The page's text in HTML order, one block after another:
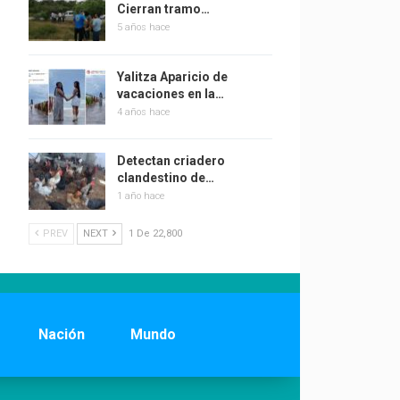
Cierran tramo…
5 años hace
Yalitza Aparicio de
vacaciones en la…
4 años hace
Detectan criadero
clandestino de…
1 año hace
PREV NEXT 1 De 22,800
Nación Mundo